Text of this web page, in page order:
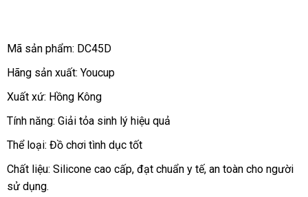
youcup-
giai-
sinh-
ly-
Mã sản phẩm: DC45D
Hãng sản xuất: Youcup
Xuất xứ: Hồng Kông
Tính năng: Giải tỏa sinh lý hiệu quả
Thể loại: Đồ chơi tình dục tốt
Chất liệu: Silicone cao cấpxách
, đạt chuẩn y tếĐài
, an toàn cho người
sử dụng.